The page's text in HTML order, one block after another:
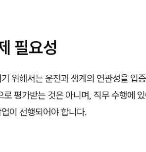
필요성
위해서는 운전과 생계의 연관성을 입
평가받는 것은 아니며, 직무 수행에
이 선행되어야 합니다.